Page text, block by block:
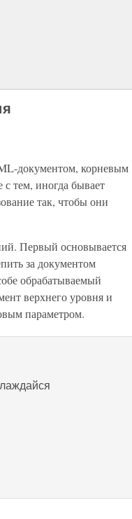
документом, корневым
с тем, иногда бывает
так, чтобы они
Первый основывается
за документом
обрабатываемый
верхнего уровня и
параметром.